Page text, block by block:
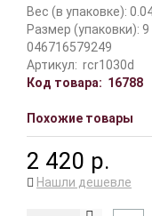
Вес (в упаковке):
Размер (упаковки):
046716579249
Артикул: rcr1030d
Код товара: 16788
Похожие товары
2 420 р.
Нашли дешевле